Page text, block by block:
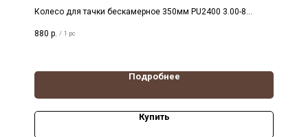
Колесо для тачки бескамерное 350мм PU2400 3.00-8
полиуретан
880 р. / 1 pc
Подробнее
Купить